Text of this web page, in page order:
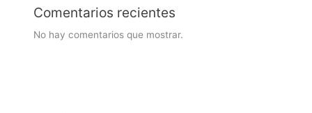
Comentarios recientes
No hay comentarios que mostrar.